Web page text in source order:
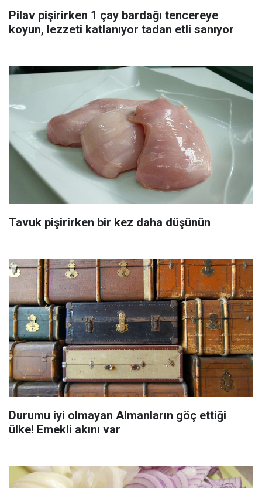
Pilav pişirirken 1 çay bardağı tencereye
koyun, lezzeti katlanıyor tadan etli sanıyor
Tavuk pişirirken bir kez daha düşünün
Durumu iyi olmayan Almanların göç ettiği
ülke! Emekli akını var